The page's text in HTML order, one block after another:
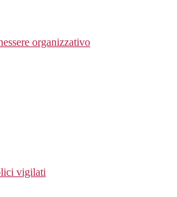
organizzativo
vigilati